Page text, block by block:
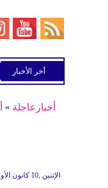
في رب ثلاثين
أخر الأخبار
أخبارعاجلة »
10:50 2012 الإثنين ,10 كانون الأول / ديسمبر